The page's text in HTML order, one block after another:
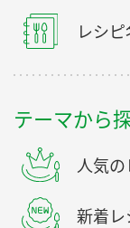
レシ
テーマから
人気
新着レ